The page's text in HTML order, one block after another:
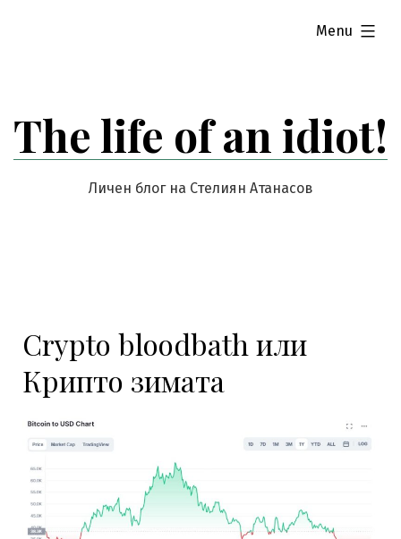
The life of an idiot!
Личен блог на Стелиян Атанасов
Menu
expanded
Crypto bloodbath или
Крипто зимата